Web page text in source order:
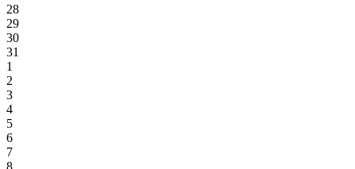
28
29
30
31
1
2
3
4
5
6
7